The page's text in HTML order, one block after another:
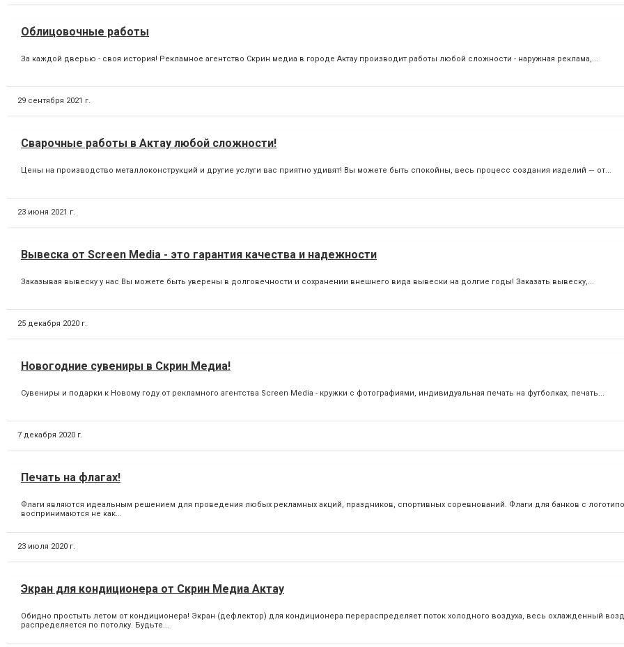
Облицовочные работы
За каждой дверью - своя история! Рекламное агентство Скрин медиа в городе Актау производит работы любой сложности - наружная реклама,...
29 сентября 2021 г.
Сварочные работы в Актау любой сложности!
Цены на производство металлоконструкций и другие услуги вас приятно удивят! Вы можете быть спокойны, весь процесс создания изделий — от...
23 июня 2021 г.
Вывеска от Screen Media - это гарантия качества и надежности
Заказывая вывеску у нас Вы можете быть уверены в долговечности и сохранении внешнего вида вывески на долгие годы! Заказать вывеску,...
25 декабря 2020 г.
Новогодние сувениры в Скрин Медиа!
Сувениры и подарки к Новому году от рекламного агентства Screen Media - кружки с фотографиями, индивидуальная печать на футболках, печать...
7 декабря 2020 г.
Печать на флагах!
Флаги являются идеальным решением для проведения любых рекламных акций, праздников, спортивных соревнований. Флаги для банков с
воспринимаются не как...
23 июля 2020 г.
Экран для кондиционера от Скрин Медиа Актау
Обидно простыть летом от кондиционера! Экран (дефлектор) для кондиционера перераспределяет поток холодного воздуха, весь охлажденный
распределяется по потолку. Будьте...